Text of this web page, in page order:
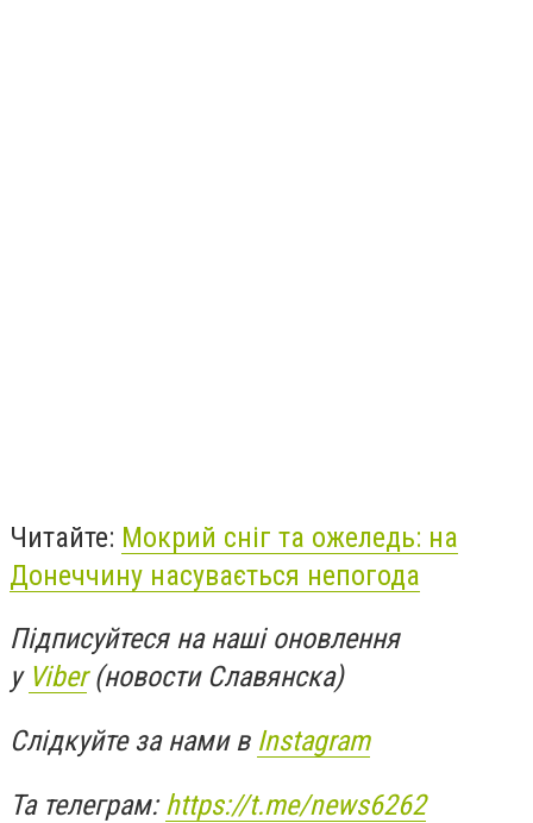
Читайте: Мокрий сніг та ожеледь: на
Донеччину насувається непогода
Підписуйтеся на наші оновлення
у Viber(новости Славянска)
Слідкуйте за нами в Instagram
Та телеграм: https://t.me/news6262